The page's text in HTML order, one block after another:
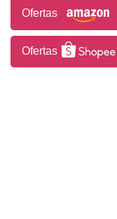
luzes, sons e sua
pelúcia cakey.
Ofertas
Ofertas